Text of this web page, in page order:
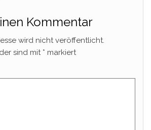
Kommentar
wird nicht veröffentlicht.
sind mit * markiert